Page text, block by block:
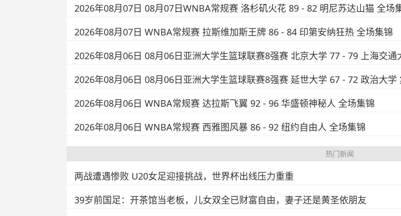
2026年08月07日 08月07日WNBA常规赛 洛杉矶火花 89 - 82 明尼苏达山猫 全场
2026年08月07日 WNBA常规赛 拉斯维加斯王牌 86 - 84 印第安纳狂热 全场集锦
2026年08月06日 08月06日亚洲大学生篮球联赛8强赛 北京大学 77 - 79 上海交通
2026年08月06日 08月06日亚洲大学生篮球联赛8强赛 延世大学 67 - 72 政治大学
2026年08月06日 WNBA常规赛 达拉斯飞翼 92 - 96 华盛顿神秘人 全场集锦
2026年08月06日 WNBA常规赛 西雅图风暴 86 - 92 纽约自由人 全场集锦
热门新闻
两战遭遇惨败 U20女足迎接挑战，世界杯出线压力重重
39岁前国足：开茶馆当老板，儿女双全已财富自由，妻子还是黄圣依朋友